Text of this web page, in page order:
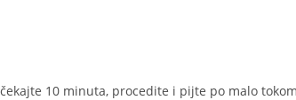
10 minuta, procedite i pijte po malo